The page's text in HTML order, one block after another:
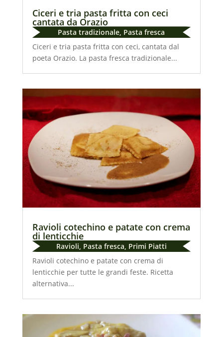
Ciceri e tria pasta fritta con ceci
cantata da Orazio
Pasta tradizionale, Pasta fresca
Ciceri e tria pasta fritta con ceci, cantata dal
poeta Orazio. La pasta fresca tradizionale...
Ravioli cotechino e patate con crema
di lenticchie
Ravioli, Pasta fresca, Primi Piatti
Ravioli cotechino e patate con crema di
lenticchie per tutte le grandi feste. Ricetta
alternativa...